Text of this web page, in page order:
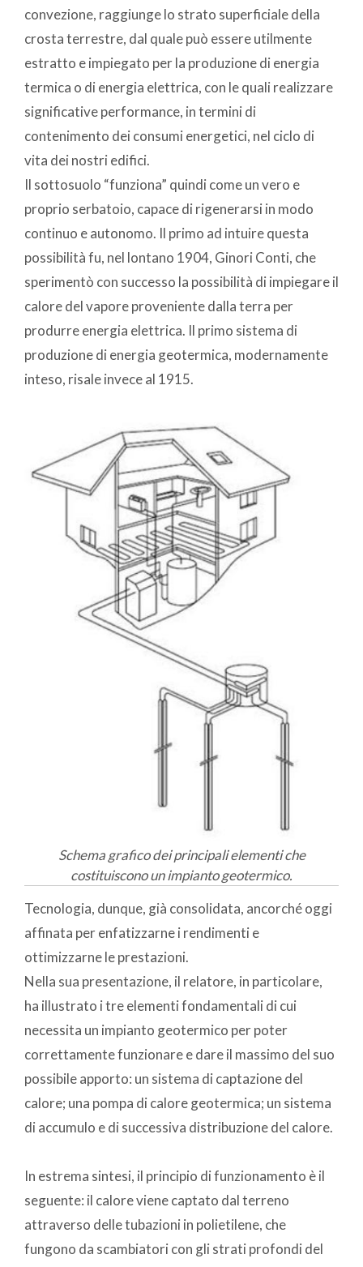
convezione, raggiunge lo strato superficiale della
crosta terrestre, dal quale può essere utilmente
estratto e impiegato per la produzione di energia
termica o di energia elettrica, con le quali realizzare
significative performance, in termini di
contenimento dei consumi energetici, nel ciclo di
vita dei nostri edifici.
Il sottosuolo “funziona” quindi come un vero e
proprio serbatoio, capace di rigenerarsi in modo
continuo e autonomo. Il primo ad intuire questa
possibilità fu, nel lontano 1904, Ginori Conti, che
sperimentò con successo la possibilità di impiegare il
calore del vapore proveniente dalla terra per
produrre energia elettrica. Il primo sistema di
produzione di energia geotermica, modernamente
inteso, risale invece al 1915.
Schema grafico dei principali elementi che
costituiscono un impianto geotermico.
Tecnologia, dunque, già consolidata, ancorché oggi
affinata per enfatizzarne i rendimenti e
ottimizzarne le prestazioni.
Nella sua presentazione, il relatore, in particolare,
ha illustrato i tre elementi fondamentali di cui
necessita un impianto geotermico per poter
correttamente funzionare e dare il massimo del suo
possibile apporto: un sistema di captazione del
calore; una pompa di calore geotermica; un sistema
di accumulo e di successiva distribuzione del calore.
In estrema sintesi, il principio di funzionamento è il
seguente: il calore viene captato dal terreno
attraverso delle tubazioni in polietilene, che
fungono da scambiatori con gli strati profondi del